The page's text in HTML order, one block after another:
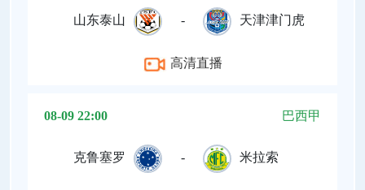
山东泰山 - 天津津门虎
高清直播
08-09 22:00 巴西甲
克鲁塞罗 - 米拉索